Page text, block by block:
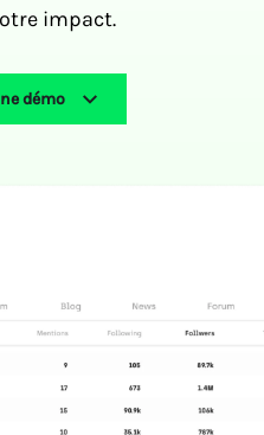
impact.
démo